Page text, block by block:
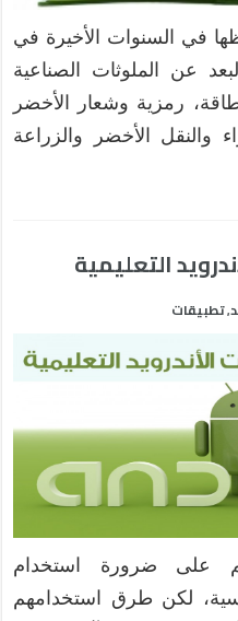
في السنوات الأخيرة في
عن الملوثات الصناعية
رمزية وشعار الأخضر
والنقل الأخضر والزراعة
,تطبيقات
على ضرورة استخدام
لكن طرق استخدامهم